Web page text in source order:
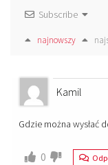
Subscribe
najnowszy
Kamil
Gdzie można wysłać
0